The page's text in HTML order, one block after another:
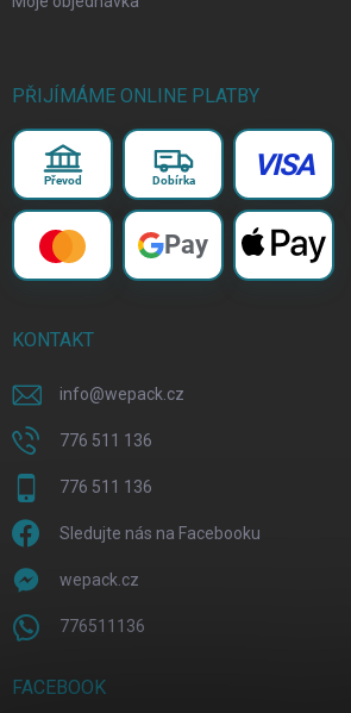
PŘIJÍMÁME ONLINE PLATBY
Převod Dobírka VISA
Pay
KONTAKT
info@wepack.cz
776 511 136
776 511 136
Sledujte nás na Facebooku
wepack.cz
776511136
FACEBOOK